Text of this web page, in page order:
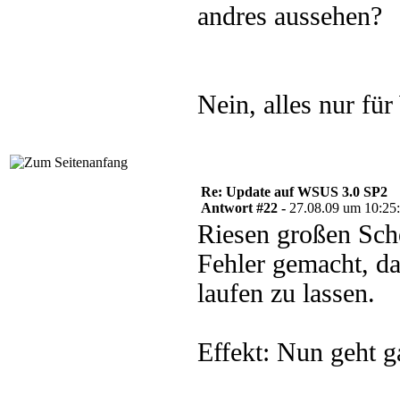
andres aussehen?
Nein, alles nur
Re: Update auf WSUS 3.0 SP2
Antwort #22 - 27.08.09 um
Riesen großen
Fehler gemacht,
laufen zu lassen.
Effekt: Nun geht